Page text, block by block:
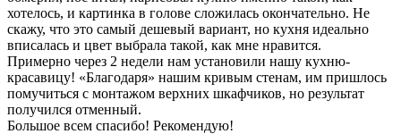
хотелось, и картинка в голове сложилась окончательно. Не
скажу, что это самый дешевый вариант, но кухня идеально
вписалась и цвет выбрала такой, как мне нравится.
Примерно через 2 недели нам установили нашу кухню-
красавицу! «Благодаря» нашим кривым стенам, им пришлось
помучиться с монтажом верхних шкафчиков, но результат
получился отменный.
Большое всем спасибо! Рекомендую!